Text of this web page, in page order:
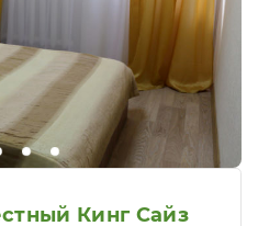
Кинг Сайз